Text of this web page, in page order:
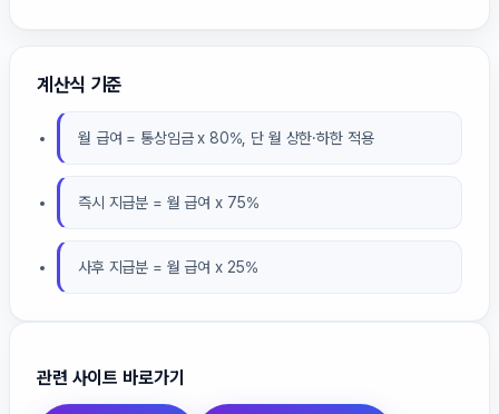
계산식 기준
월 급여 = 통상임금 x 80%, 단 월 상한·하한 적용
즉시 지급분 = 월 급여 x 75%
사후 지급분 = 월 급여 x 25%
관련 사이트 바로가기